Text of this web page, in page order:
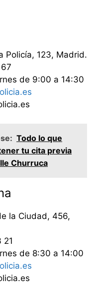
Policía, 123, Madrid.
de 9:00 a 14:30
Todo lo que
tu cita previa
Churruca
la Ciudad, 456,
21
de 8:30 a 14:00